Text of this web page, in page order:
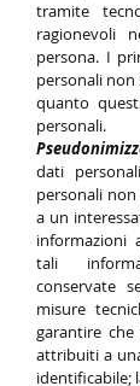
tramite
ragionevoli
persona. I
personali non
quanto
personali.
dati
personali
a un
informazioni
tali
conservate
misure
garantire
attribuiti a
identificabile;